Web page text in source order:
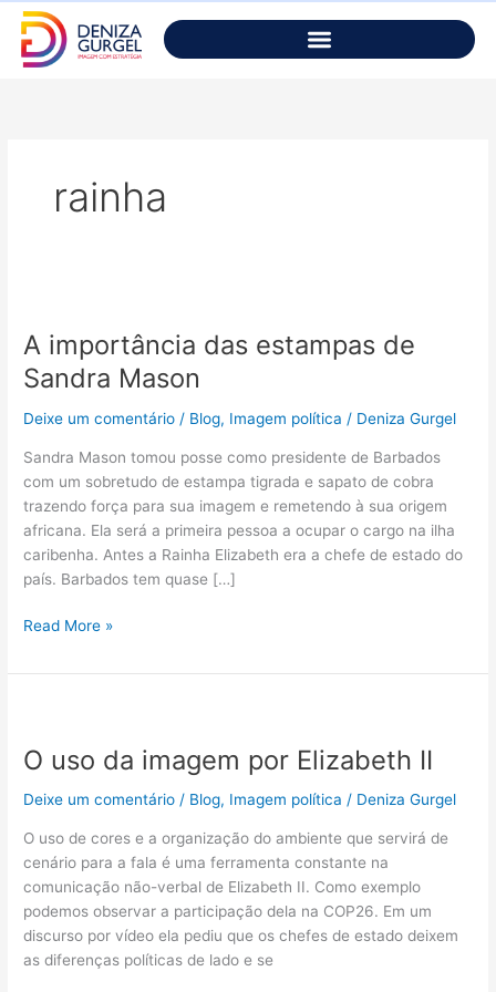
para
rainha
A importância das estampas de
Sandra Mason
Deixe um comentário / Blog, Imagem política / Deniza Gurgel
Sandra Mason tomou posse como presidente de Barbados
com um sobretudo de estampa tigrada e sapato de cobra
trazendo força para sua imagem e remetendo à sua origem
africana. Ela será a primeira pessoa a ocupar o cargo na ilha
caribenha. Antes a Rainha Elizabeth era a chefe de estado do
país. Barbados tem quase […]
das
estampas
de
Sandra
Read More »
O uso da imagem por Elizabeth II
Deixe um comentário / Blog, Imagem política / Deniza Gurgel
O uso de cores e a organização do ambiente que servirá de
cenário para a fala é uma ferramenta constante na
comunicação não-verbal de Elizabeth II. Como exemplo
podemos observar a participação dela na COP26. Em um
discurso por vídeo ela pediu que os chefes de estado deixem
as diferenças políticas de lado e se
da
por
Elizabeth